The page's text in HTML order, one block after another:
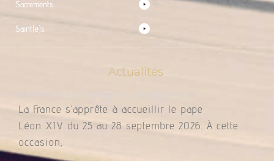
Sacrements
Saint(e)s
Actualités
La France s’apprête à accueillir le pape
Léon XIV du 25 au 28 septembre 2026. À cette
occasion,